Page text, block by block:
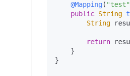
@Mapping ( "test"
public String
String
return
    }
}